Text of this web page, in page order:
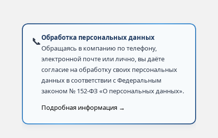
📞Обработка персональных данных
Обращаясь в компанию по телефону,
электронной почте или лично, вы даёте
согласие на обработку своих персональных
данных в соответствии с Федеральным
законом № 152-ФЗ «О персональных данных».
Подробная информация →